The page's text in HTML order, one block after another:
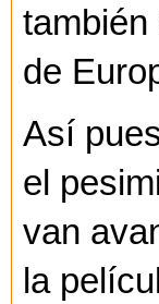
también
de
Así
el
van
la